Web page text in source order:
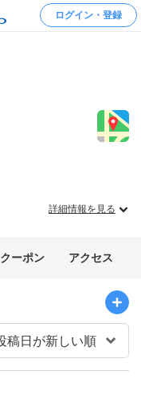
ログイン・登録
詳細情報を見る
クーポン アクセス